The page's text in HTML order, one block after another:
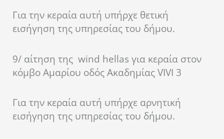
Για την κεραία αυτή υπήρχε θετική
εισήγηση της υπηρεσίας του δήμου.
9/ αίτηση της wind hellas για κεραία στον
κόμβο Αμαρίου οδός Ακαδημίας VIVI 3
Για την κεραία αυτή υπήρχε αρνητική
εισήγηση της υπηρεσίας του δήμου.